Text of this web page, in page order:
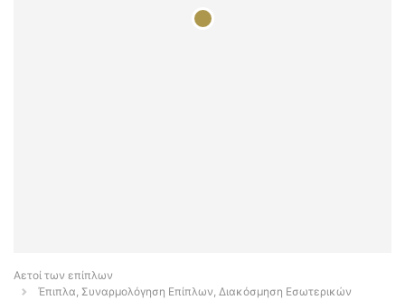
Αετοί των επίπλων
Έπιπλα, Συναρμολόγηση Επίπλων, Διακόσμηση Εσωτερικών